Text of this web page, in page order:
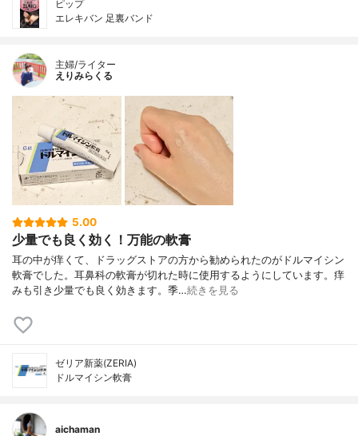
ピップ
エレキバン 足裏バンド
主婦/ライター
えりみらくる
5.00
少量でも良く効く！万能の軟膏
耳の中が痒くて、ドラッグストアの方から勧められたのがドルマイシン
軟膏でした。耳鼻科の軟膏が切れた時に使用するようにしています。痒
みも引き少量でも良く効きます。季…続きを見る
ゼリア新薬(ZERIA)
ドルマイシン軟膏
aichaman